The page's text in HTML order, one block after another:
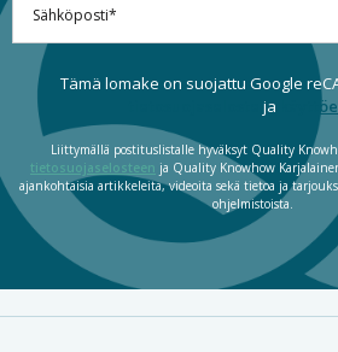
Tämä lomake on suojattu Google
ja
Liittymällä postituslistalle hyväksyt Quality
tietosuojaselosteen ja Quality Knowhow
ajankohtaisia artikkeleita, videoita sekä tietoa ja
ohjelmistoista.